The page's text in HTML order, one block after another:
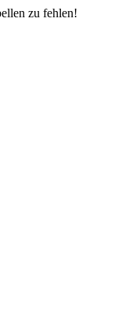
zu fehlen!